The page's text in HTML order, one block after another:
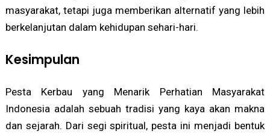
masyarakat, tetapi juga memberikan alternatif yang lebih
berkelanjutan dalam kehidupan sehari-hari.
Kesimpulan
Pesta Kerbau yang Menarik Perhatian Masyarakat
Indonesia adalah sebuah tradisi yang kaya akan makna
dan sejarah. Dari segi spiritual, pesta ini menjadi bentuk